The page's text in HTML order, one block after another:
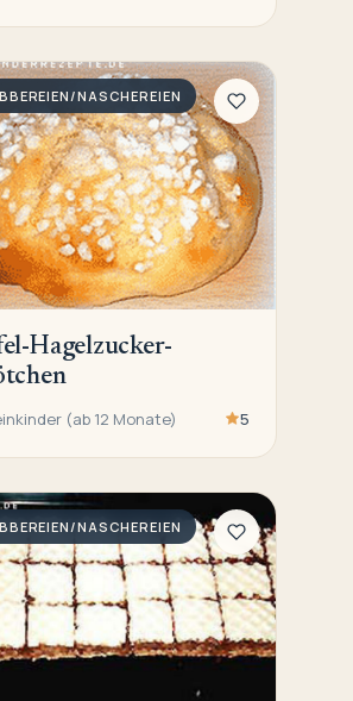
NASCHEREIEN
Hagelzucker-
(ab 12 Monate) 5
NASCHEREIEN